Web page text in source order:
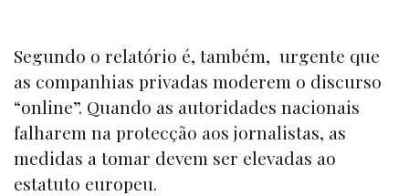
Segundo o relatório é, também, urgente que
as companhias privadas moderem o discurso
“online”. Quando as autoridades nacionais
falharem na protecção aos jornalistas, as
medidas a tomar devem ser elevadas ao
estatuto europeu.